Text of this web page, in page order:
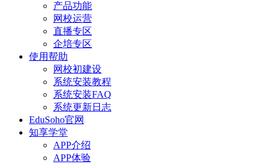
产品功能
网校运营
直播专区
企培专区
使用帮助
网校初建设
系统安装教程
系统安装FAQ
系统更新日志
EduSoho官网
知享学堂
APP介绍
APP体验